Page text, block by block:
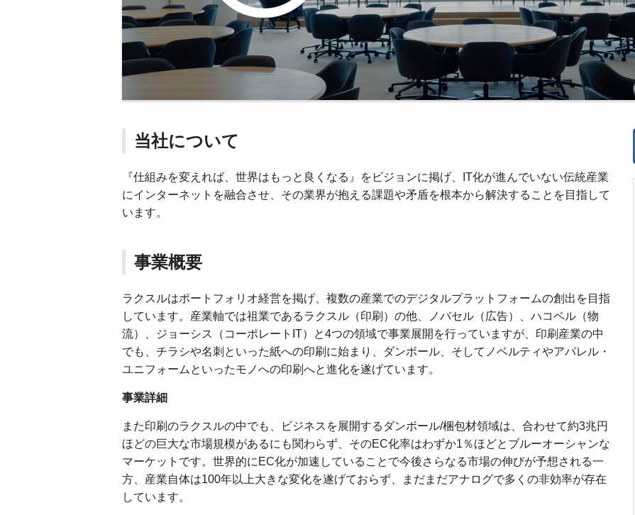
当社について
『仕組みを変えれば、世界はもっと良くなる』をビジョンに掲げ、IT化が進んでいない伝統産業
にインターネットを融合させ、その業界が抱える課題や矛盾を根本から解決することを目指して
います。
事業概要
ラクスルはポートフォリオ経営を掲げ、複数の産業でのデジタルプラットフォームの創出を目指
しています。産業軸では祖業であるラクスル（印刷）の他、ノバセル（広告）、ハコベル（物
流）、ジョーシス（コーポレートIT）と4つの領域で事業展開を行っていますが、印刷産業の中
でも、チラシや名刺といった紙への印刷に始まり、ダンボール、そしてノベルティやアパレル・
ユニフォームといったモノへの印刷へと進化を遂げています。
事業詳細
また印刷のラクスルの中でも、ビジネスを展開するダンボール/梱包材領域は、合わせて約3兆円
ほどの巨大な市場規模があるにも関わらず、そのEC化率はわずか1％ほどとブルーオーシャンな
マーケットです。世界的にEC化が加速していることで今後さらなる市場の伸びが予想される一
方、産業自体は100年以上大きな変化を遂げておらず、まだまだアナログで多くの非効率が存在
しています。